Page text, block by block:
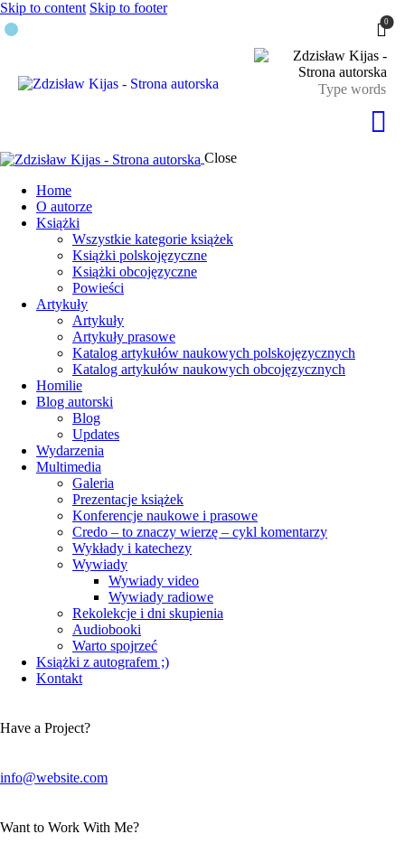
Skip to content Skip to footer
0
Close
Home
O autorze
Książki
Wszystkie kategorie książek
Książki polskojęzyczne
Książki obcojęzyczne
Powieści
Artykuły
Artykuły
Artykuły prasowe
Katalog artykułów naukowych polskojęzycznych
Katalog artykułów naukowych obcojęzycznych
Homilie
Blog autorski
Blog
Updates
Wydarzenia
Multimedia
Galeria
Prezentacje książek
Konferencje naukowe i prasowe
Credo – to znaczy wierzę – cykl komentarzy
Wykłady i katechezy
Wywiady
Wywiady video
Wywiady radiowe
Rekolekcje i dni skupienia
Audiobooki
Warto spojrzeć
Książki z autografem ;)
Kontakt
Have a Project?
info@website.com
Want to Work With Me?